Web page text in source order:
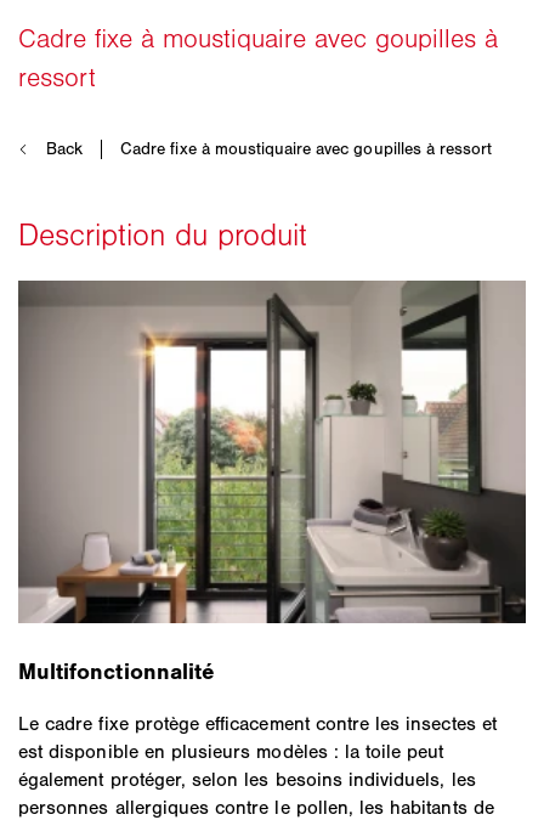
Multifonctionnalité
Le cadre fixe protège efficacement contre les insectes et
est disponible en plusieurs modèles : la toile peut
également protéger, selon les besoins individuels, les
personnes allergiques contre le pollen, les habitants de